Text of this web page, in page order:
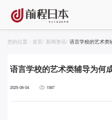
您的位置： 首页/ 新闻资讯/ 语言学校的艺术类
语言学校的艺术类辅导为何
2025-08-04 1587